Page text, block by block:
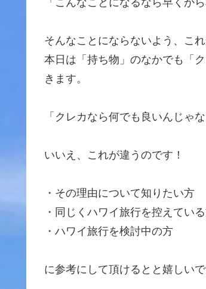
そんなことにならないよう、こ
本日は「持ち物」のなかでも「
きます。
「クレカなら何でも良いんじゃな
いいえ、これが違うのです！
・その理由について知りたい方
・同じくハワイ旅行を控えてい
・ハワイ旅行を検討中の方
に参考にして頂けるとと嬉しい